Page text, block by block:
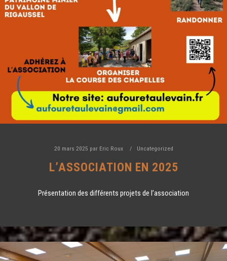
20 mars 2025 par Eric Roux Uncategorized
L’ASSOCIATION EN 2025
Présentation des différents projets de l’association